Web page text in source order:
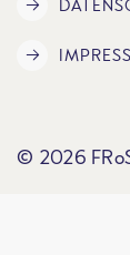
© 2026